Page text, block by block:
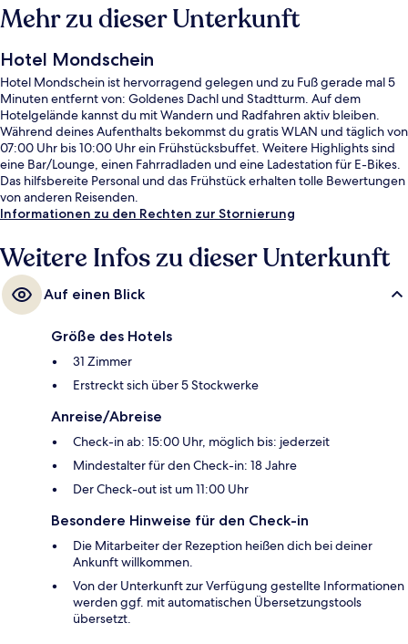
Mehr zu dieser Unterkunft
Hotel Mondschein
Hotel Mondschein ist hervorragend gelegen und zu Fuß gerade mal 5
Minuten entfernt von: Goldenes Dachl und Stadtturm. Auf dem
Hotelgelände kannst du mit Wandern und Radfahren aktiv bleiben.
Während deines Aufenthalts bekommst du gratis WLAN und täglich von
07:00 Uhr bis 10:00 Uhr ein Frühstücksbuffet. Weitere Highlights sind
eine Bar/Lounge, einen Fahrradladen und eine Ladestation für E-Bikes.
Das hilfsbereite Personal und das Frühstück erhalten tolle Bewertungen
von anderen Reisenden.
Informationen zu den Rechten zur Stornierung
Weitere Infos zu dieser Unterkunft
Auf einen Blick
Größe des Hotels
31 Zimmer
Erstreckt sich über 5 Stockwerke
Anreise/Abreise
Check-in ab: 15:00 Uhr, möglich bis: jederzeit
Mindestalter für den Check-in: 18 Jahre
Der Check-out ist um 11:00 Uhr
Besondere Hinweise für den Check-in
Die Mitarbeiter der Rezeption heißen dich bei deiner
Ankunft willkommen.
Von der Unterkunft zur Verfügung gestellte Informationen
werden ggf. mit automatischen Übersetzungstools
übersetzt.